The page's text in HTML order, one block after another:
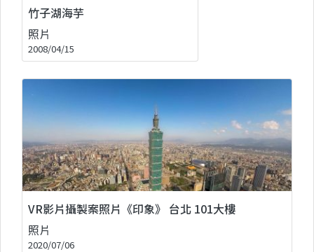
竹子湖海芋
照片
2008/04/15
VR影片攝製案照片《印象》 台北 101大樓
照片
2020/07/06